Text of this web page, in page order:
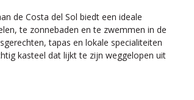
de Costa del Sol biedt een ideale
te zonnebaden en te zwemmen in de
tapas en lokale specialiteiten
kasteel dat lijkt te zijn weggelopen uit